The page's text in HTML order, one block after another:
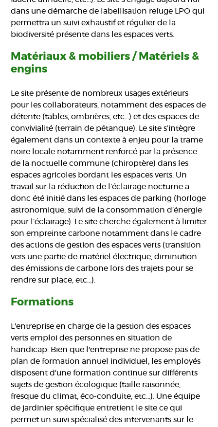
dans une démarche de labellisation refuge LPO qui
permettra un suivi exhaustif et régulier de la
biodiversité présente dans les espaces verts.
Matériaux & mobiliers / Matériels &
engins
Le site présente de nombreux usages extérieurs
pour les collaborateurs, notamment des espaces de
détente (tables, ombrières, etc…) et des espaces de
convivialité (terrain de pétanque). Le site s’intègre
également dans un contexte à enjeu pour la trame
noire locale notamment renforcé par la présence
de la noctuelle commune (chiroptère) dans les
espaces agricoles bordant les espaces verts. Un
travail sur la réduction de l’éclairage nocturne a
donc été initié dans les espaces de parking (horloge
astronomique, suivi de la consommation d’énergie
pour l’éclairage). Le site cherche également à limiter
son empreinte carbone notamment dans le cadre
des actions de gestion des espaces verts (transition
vers une partie de matériel électrique, diminution
des émissions de carbone lors des trajets pour se
rendre sur place, etc…).
Formations
L'entreprise en charge de la gestion des espaces
verts emploi des personnes en situation de
handicap. Bien que l'entreprise ne propose pas de
plan de formation annuel individuel, les employés
disposent d'une formation continue sur différents
sujets de gestion écologique (taille raisonnée,
fresque du climat, éco-conduite, etc...). Une équipe
de jardinier spécifique entretient le site ce qui
permet un suivi spécialisé des intervenants sur le